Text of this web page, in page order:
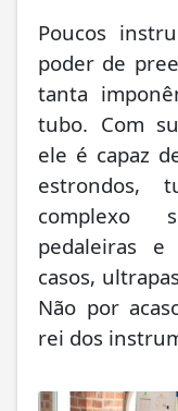
Poucos
poder de
tanta
tubo. Com
ele é capaz
complexo
pedaleiras
casos,
Não por
rei dos